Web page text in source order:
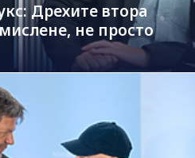
Дрехите втора
не просто